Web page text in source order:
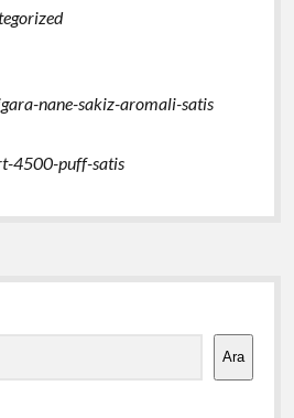
nane-sakiz-aromali-satis
4500-puff-satis
Ara